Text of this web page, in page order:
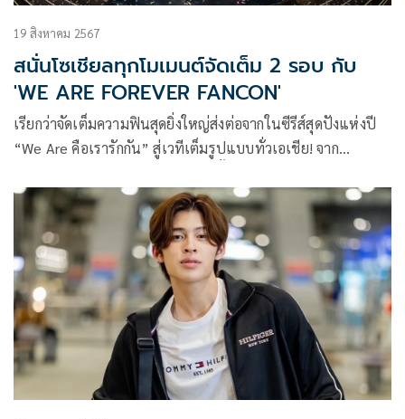
19 สิงหาคม 2567
สนั่นโซเชียลทุกโมเมนต์จัดเต็ม 2 รอบ กับ
'WE ARE FOREVER FANCON'
เรียกว่าจัดเต็มความฟินสุดยิ่งใหญ่ส่งต่อจากในซีรีส์สุดปังแห่งปี
“We Are คือเรารักกัน” สู่เวทีเต็มรูปแบบทั่วเอเชีย! จาก
ARE FOREVER ASIA TOUR” WE ARE… เพราะความรักที่ทุกคน
มอบให้ จะนานตลอดกาล